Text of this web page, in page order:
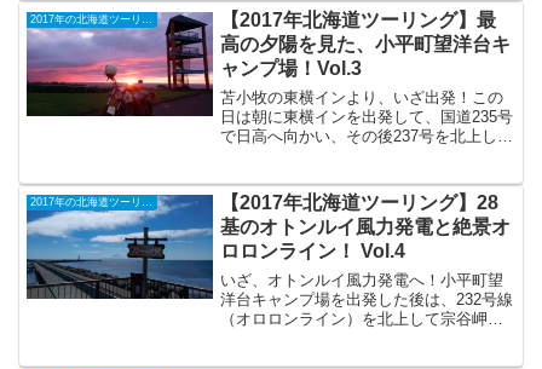
ず。たまたまこの日がそういう状況だっ
たのか、もしくは内陸は...
【2017年北海道ツーリング】最
高の夕陽を見た、小平町望洋台キ
ャンプ場！Vol.3
苫小牧の東横インより、いざ出発！この
日は朝に東横インを出発して、国道235号
で日高へ向かい、その後237号を北上し平
てのセイコーマート駐車場で地図を確認
していると、たば...
【2017年北海道ツーリング】28
基のオトンルイ風力発電と絶景オ
ロロンライン！ Vol.4
いざ、オトンルイ風力発電へ！小平町望
洋台キャンプ場を出発した後は、232号線
（オロロンライン）を北上して宗谷岬を